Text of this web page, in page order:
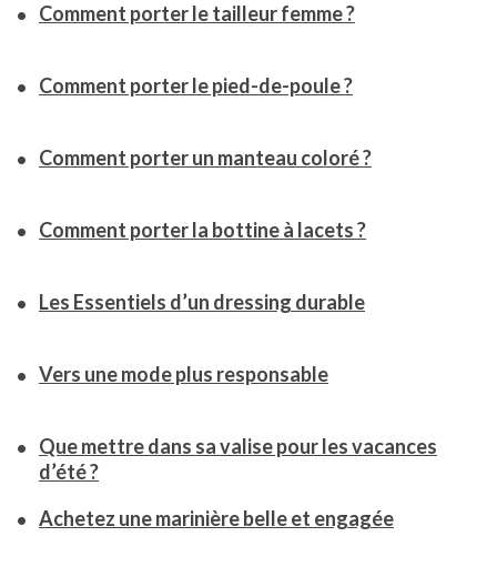
Comment porter le tailleur femme ?
Comment porter le pied-de-poule ?
Comment porter un manteau coloré ?
Comment porter la bottine à lacets ?
Les Essentiels d’un dressing durable
Vers une mode plus responsable
Que mettre dans sa valise pour les vacances
d’été ?
Achetez une marinière belle et engagée